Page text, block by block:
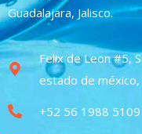
Guadalajara, Jalisco.
Felix de Leon #5,
estado de méxico,
+52 56 1988 5109